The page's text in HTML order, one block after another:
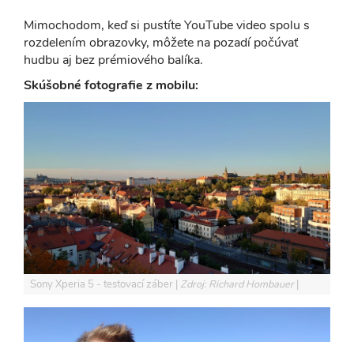
Mimochodom, keď si pustíte YouTube video spolu s
rozdelením obrazovky, môžete na pozadí počúvať
hudbu aj bez prémiového balíka.
Skúšobné fotografie z mobilu:
Sony Xperia 5 - testovací záber Zdroj: Richard Hombauer